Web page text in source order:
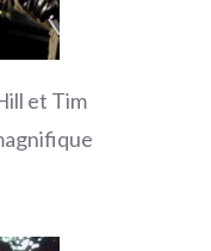
et Tim